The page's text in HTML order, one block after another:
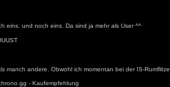
eins. und noch eins. Da sind ja mehr als User ^^
manch andere. Obwohl ich momentan bei der IS-Rumflitze.
- Kaufempfehlung